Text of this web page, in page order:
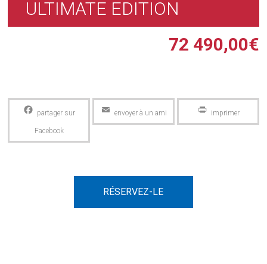
ULTIMATE EDITION
72 490,00€
Facebook Email PrintFriendly
RÉSERVEZ-LE